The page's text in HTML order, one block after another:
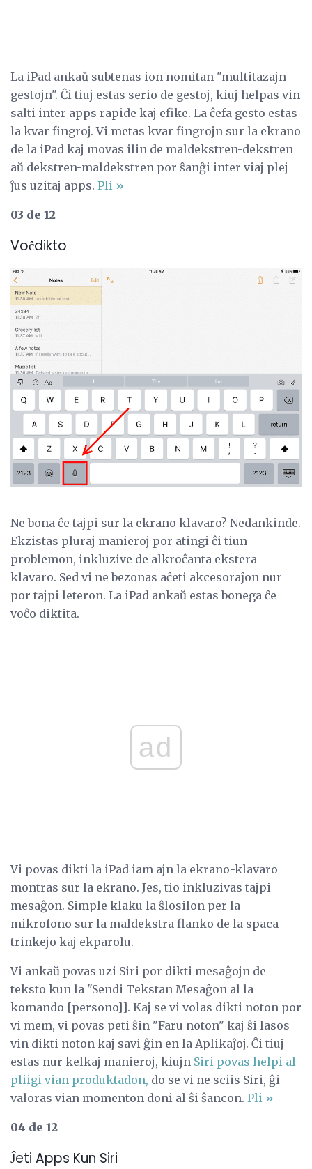
La iPad ankaŭ subtenas ion nomitan "multitazajn
gestojn". Ĉi tiuj estas serio de gestoj, kiuj helpas vin
salti inter apps rapide kaj efike. La ĉefa gesto estas
la kvar fingroj. Vi metas kvar fingrojn sur la ekrano
de la iPad kaj movas ilin de maldekstren-dekstren
aŭ dekstren-maldekstren por ŝanĝi inter viaj plej
ĵus uzitaj apps. Pli »
03 de 12
Voĉdikto
Ne bona ĉe tajpi sur la ekrano klavaro? Nedankinde.
Ekzistas pluraj manieroj por atingi ĉi tiun
problemon, inkluzive de alkroĉanta ekstera
klavaro. Sed vi ne bezonas aĉeti akcesoraĵon nur
por tajpi leteron. La iPad ankaŭ estas bonega ĉe
voĉo diktita.
ad
Vi povas dikti la iPad iam ajn la ekrano-klavaro
montras sur la ekrano. Jes, tio inkluzivas tajpi
mesaĝon. Simple klaku la ŝlosilon per la
mikrofono sur la maldekstra flanko de la spaca
trinkejo kaj ekparolu.
Vi ankaŭ povas uzi Siri por dikti mesaĝojn de
teksto kun la "Sendi Tekstan Mesaĝon al la
komando [persono]]. Kaj se vi volas dikti noton por
vi mem, vi povas peti ŝin "Faru noton" kaj ŝi lasos
vin dikti noton kaj savi ĝin en la Aplikaĵoj. Ĉi tiuj
estas nur kelkaj manieroj, kiujn Siri povas helpi al
pliigi vian produktadon, do se vi ne sciis Siri, ĝi
valoras vian momenton doni al ŝi ŝancon. Pli »
04 de 12
Ĵeti Apps Kun Siri